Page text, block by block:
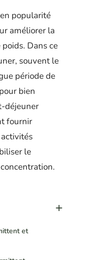
popularité
améliorer la
Dans ce
souvent le
période de
bien
déjeuner
fournir
activités
le
et